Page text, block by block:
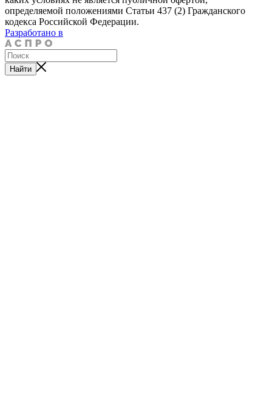
определяемой положениями Статьи 437 (2) Гражданского
кодекса Российской Федерации.
Разработано в
Найти